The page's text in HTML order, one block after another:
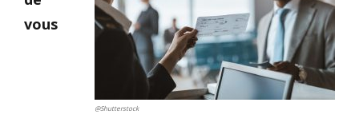
@Shutterstock
vous